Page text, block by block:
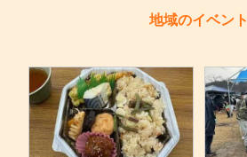
地域のイベント